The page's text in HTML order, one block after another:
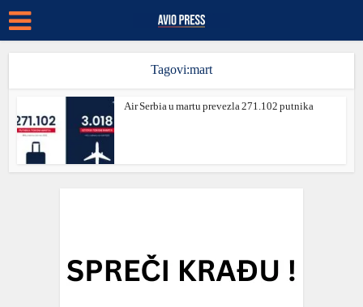
Tagovi:mart
Air Serbia u martu prevezla 271.102 putnika